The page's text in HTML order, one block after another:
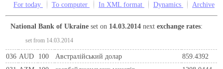
For today To computer In XML format Dynamics Archive
National Bank of Ukraine set on 14.03.2014 nextexchange rates:
set from 14.03.2014
036 AUD 100 Австралійський долар
859.4392